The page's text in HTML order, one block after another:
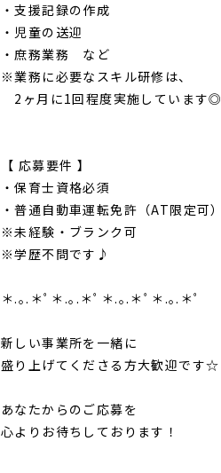
・支援記録の作成
・児童の送迎
・庶務業務 など
※業務に必要なスキル研修は、
2ヶ月に1回程度実施しています◎
【 応募要件 】
・保育士資格必須
・普通自動車運転免許（AT限定可）
※未経験・ブランク可
※学歴不問です♪
＊.｡.＊ﾟ＊.｡.＊ﾟ＊.｡.＊ﾟ＊.｡.＊ﾟ
新しい事業所を一緒に
盛り上げてくださる方大歓迎です☆
あなたからのご応募を
心よりお待ちしております！